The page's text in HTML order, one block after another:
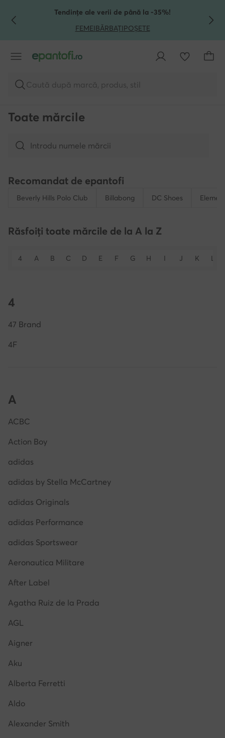
TRECI LA CONȚINUTUL PRINCIPAL
MERGI LA CĂUTARETendințe ale verii de până la -35%!
FEMEIBĂRBAȚIPOȘETE
Caută după marcă, produs, stil
Toate mărcile
Recomandat de epantofi
Beverly Hills Polo Club Billabong DC Shoes
Răsfoiți toate mărcile de la A la Z
4 A B C D E F G H I J K L
4
47 Brand
4F
A
ACBC
Action Boy
adidas
adidas by Stella McCartney
adidas Originals
adidas Performance
adidas Sportswear
Aeronautica Militare
After Label
Agatha Ruiz de la Prada
AGL
Aigner
Aku
Alberta Ferretti
Aldo
Alexander Smith